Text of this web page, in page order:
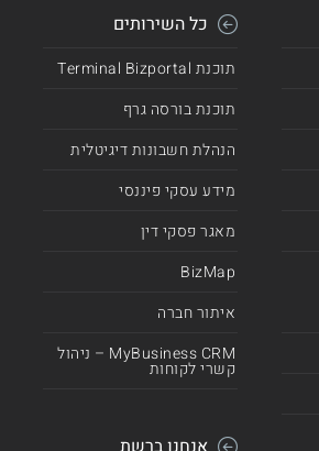
כל השירותים
תוכנת Terminal Bizportal
תוכנת בורסה גרף
הנהלת חשבונות דיגיטלית
מידע עסקי פיננסי
מאגר פסקי דין
BizMap
איתור חברה
MyBusiness CRM – ניהול
קשרי לקוחות